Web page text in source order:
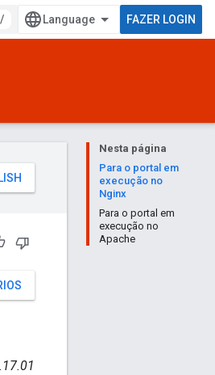
/ FAZER LOGIN
Nesta página
Para o portal em
execução no
Nginx
Para o portal em
execução no
Apache